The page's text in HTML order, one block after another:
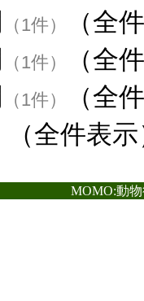
（1件）
（全
（1件）
（全
（1件）
（全
（全件表
MOMO:動